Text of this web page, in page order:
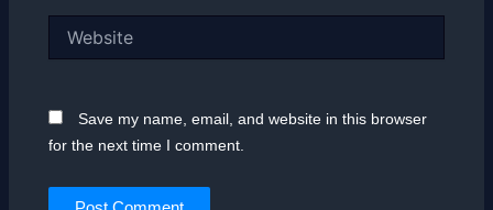
Save my name, email, and website in this browser
for the next time I comment.